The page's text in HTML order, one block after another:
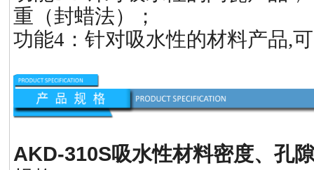
重（封蜡法）；
功能4：针对吸水性的材料产品,
AKD-310S吸水性材料密度、孔